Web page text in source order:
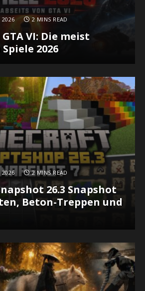
2026 2 MINS READ
VI: Die meist
2026
2026 2 MINS READ
26.3 Snapshot
Beton-Treppen und